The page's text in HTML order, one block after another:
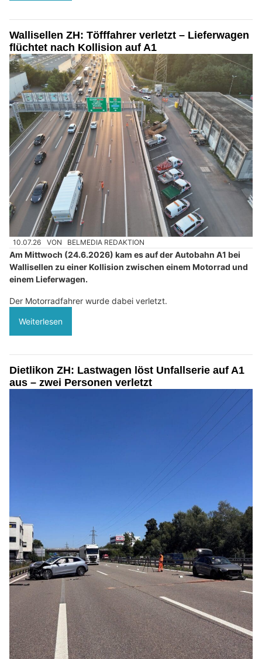
Wallisellen ZH: Töfffahrer verletzt – Lieferwagen
flüchtet nach Kollision auf A1
10.07.26 VON BELMEDIA REDAKTION
Am Mittwoch (24.6.2026) kam es auf der Autobahn A1 bei
Wallisellen zu einer Kollision zwischen einem Motorrad und
einem Lieferwagen.
Der Motorradfahrer wurde dabei verletzt.
Weiterlesen
Dietlikon ZH: Lastwagen löst Unfallserie auf A1
aus – zwei Personen verletzt